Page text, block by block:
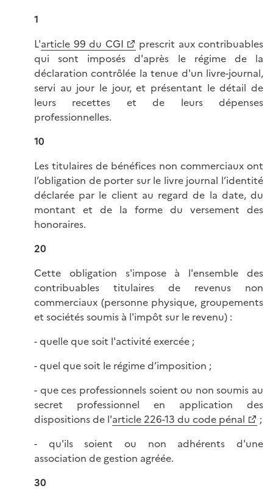
1
L'article 99 du CGI
prescrit aux contribuables
qui sont imposés d'après le régime de la
déclaration contrôlée la tenue d'un livre-journal,
servi au jour le jour, et présentant le détail de
leurs recettes et de leurs dépenses
professionnelles.
10
Les titulaires de bénéfices non commerciaux ont
l’obligation de porter sur le livre journal l’identité
déclarée par le client au regard de la date, du
montant et de la forme du versement des
honoraires.
20
Cette obligation s'impose à l'ensemble des
contribuables titulaires de revenus non
commerciaux (personne physique, groupements
et sociétés soumis à l'impôt sur le revenu) :
- quelle que soit l'activité exercée ;
- quel que soit le régime d’imposition ;
- que ces professionnels soient ou non soumis au
secret professionnel en application des
dispositions de l'article 226-13 du code pénal
;
- qu'ils soient ou non adhérents d'une
association de gestion agréée.
30